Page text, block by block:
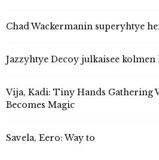
Chad Wackermanin superyhtye
Jazzyhtye Decoy julkaisee
Vija, Kadi: Tiny Hands Gathering
Becomes Magic
Savela, Eero: Way to